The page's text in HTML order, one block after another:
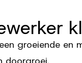
groeiende